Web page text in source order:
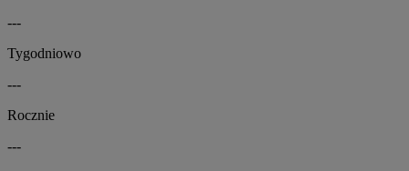
---
Tygodniowo
---
Rocznie
---